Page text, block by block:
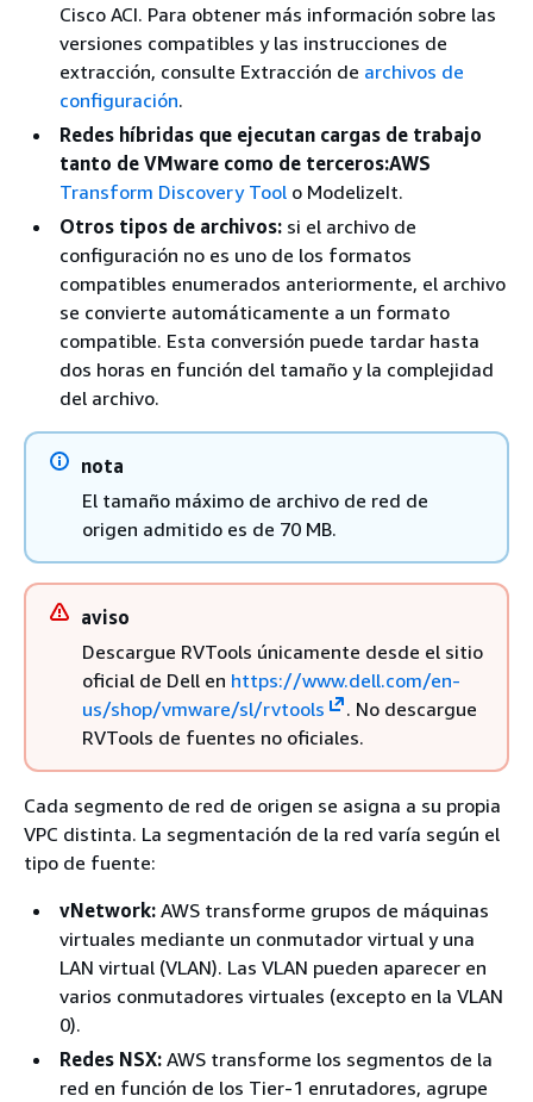
Cisco ACI. Para obtener más información sobre las
versiones compatibles y las instrucciones de
extracción, consulte Extracción de archivos de
configuración.
Redes híbridas que ejecutan cargas de trabajo
tanto de VMware como de terceros:AWS
Transform Discovery Tool o ModelizeIt.
Otros tipos de archivos: si el archivo de
configuración no es uno de los formatos
compatibles enumerados anteriormente, el archivo
se convierte automáticamente a un formato
compatible. Esta conversión puede tardar hasta
dos horas en función del tamaño y la complejidad
del archivo.
nota
El tamaño máximo de archivo de red de
origen admitido es de 70 MB.
aviso
Descargue RVTools únicamente desde el sitio
oficial de Dell en https://www.dell.com/en-
us/shop/vmware/sl/rvtools
. No descargue
RVTools de fuentes no oficiales.
Cada segmento de red de origen se asigna a su propia
VPC distinta. La segmentación de la red varía según el
tipo de fuente:
vNetwork: AWS transforme grupos de máquinas
virtuales mediante un conmutador virtual y una
LAN virtual (VLAN). Las VLAN pueden aparecer en
varios conmutadores virtuales (excepto en la VLAN
0).
Redes NSX: AWS transforme los segmentos de la
red en función de los Tier-1 enrutadores, agrupe